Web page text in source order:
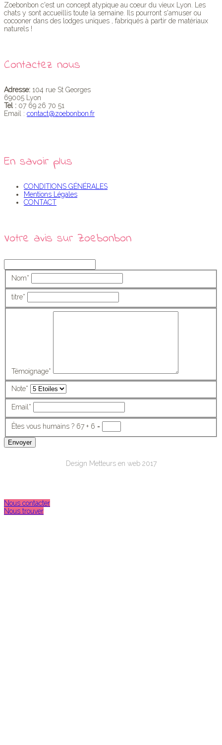
Zoebonbon c'est un concept atypique au coeur du vieux Lyon. Les
chats y sont accueillis toute la semaine. Ils pourront s'amuser ou
cocooner dans des lodges uniques , fabriqués à partir de matériaux
naturels !
Contactez nous
Adresse: 104 rue St Georges
69005 Lyon
Tel : 07 69 26 70 51
Email : contact@zoebonbon.fr
En savoir plus
CONDITIONS GÉNÉRALES
Mentions Légales
CONTACT
Votre avis sur Zoebonbon
Nom*
titre*
Témoignage*
Note*
Email *
Êtes vous humains ? 67 + 6 =
Envoyer
Design Metteurs en web 2017
Nous contacter
Nous trouver